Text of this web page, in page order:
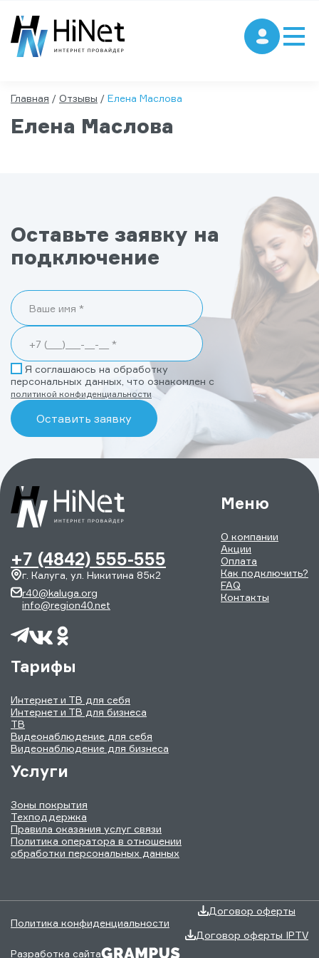
Главная / Отзывы / Елена Маслова
Елена Маслова
Оставьте заявку на
подключение
Я соглашаюсь на обработку
персональных данных, что ознакомлен с
политикой конфиденциальности
+7 (4842) 555-555
г. Калуга, ул. Никитина 85к2
r40@kaluga.org
info@region40.net
Меню
О компании
Акции
Оплата
Как подключить?
FAQ
Контакты
Тарифы
Интернет и ТВ для себя
Интернет и ТВ для бизнеса
ТВ
Видеонаблюдение для себя
Видеонаблюдение для бизнеса
Услуги
Зоны покрытия
Техподдержка
Правила оказания услуг связи
Политика оператора в отношении
обработки персональных данных
Политика конфиденциальности
Договор оферты
Договор оферты IPTV
Разработка сайта